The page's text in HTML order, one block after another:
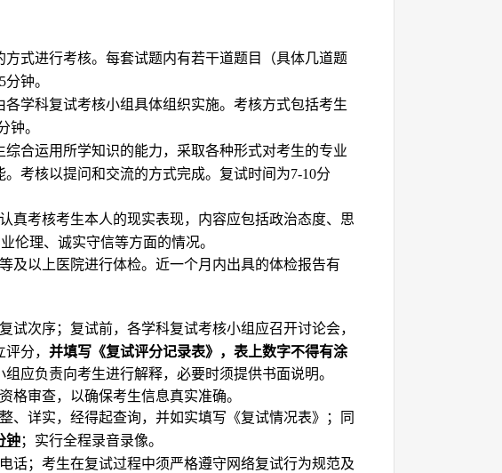
方式进行考核。每套试题内有若干道题目（具体几道题
分钟。
学科复试考核小组具体组织实施。考核方式包括考生
钟。
合运用所学知识的能力，采取各种形式对考生的专业
。考核以提问和交流的方式完成。复试时间为7-10分
真考核考生本人的现实表现，内容应包括政治态度、思
伦理、诚实守信等方面的情况。
及以上医院进行体检。近一个月内出具的体检报告有
次序；复试前，各学科复试考核小组应召开讨论会，
评分， 并填写《复试评分记录表》，表上数字不得有涂
应负责向考生进行解释，必要时须提供书面说明。
审查，以确保考生信息真实准确。
、详实，经得起查询，并如实填写《复试情况表》；同
钟；实行全程录音录像。
话；考生在复试过程中须严格遵守网络复试行为规范及